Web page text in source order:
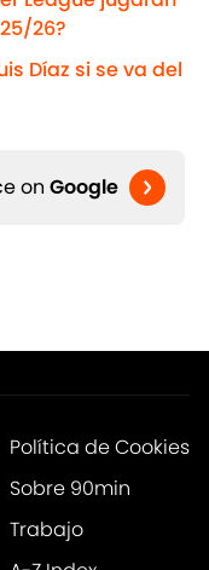
26?
Díaz si se va del
on Google
Política de Cookies
Sobre 90min
Trabajo